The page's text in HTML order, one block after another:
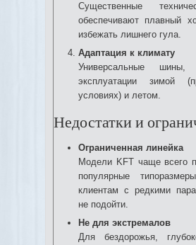
Существенные
обеспечивают плавный
избежать лишнего гула.
Адаптация к климату
Универсальные
эксплуатации зимой
условиях) и летом.
Недостатки и
Ограниченная линейка
Модели KFT чаще всего
популярные
клиентам с редкими
не подойти.
Не для экстремалов
Для бездорожья,